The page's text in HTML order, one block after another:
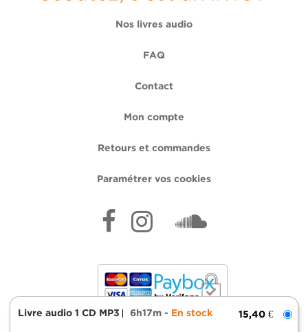
Livre audio 1 CD MP3 6h17m En stock 15,40 €
Nos livres audio
FAQ
Contact
Mon compte
Retours et commandes
Paramétrer vos cookies